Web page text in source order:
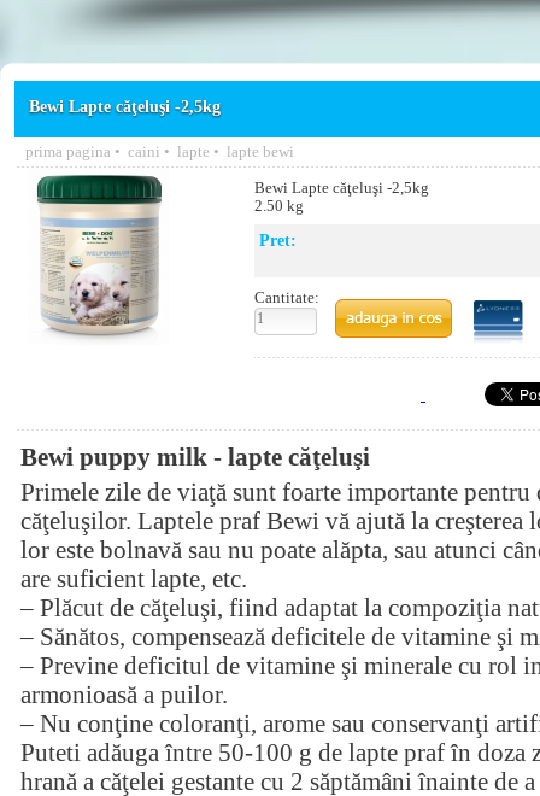
Bewi Lapte căţeluşi -2,5kg
prima pagina • caini • lapte • lapte bewi
Bewi Lapte căţeluşi -2,5kg
2.50 kg
Pret:
Cantitate:
Bewi puppy milk - lapte căţeluşi
Primele zile de viaţă sunt foarte importante pentru
căţeluşilor. Laptele praf Bewi vă ajută la creşterea
lor este bolnavă sau nu poate alăpta, sau atunci
are suficient lapte, etc.
– Plăcut de căţeluşi, fiind adaptat la compoziţia
– Sănătos, compensează deficitele de vitamine şi
– Previne deficitul de vitamine şi minerale cu rol
armonioasă a puilor.
– Nu conţine coloranţi, arome sau conservanţi
Puteti adăuga între 50-100 g de lapte praf în doza
hrană a căţelei gestante cu 2 săptămâni înainte de